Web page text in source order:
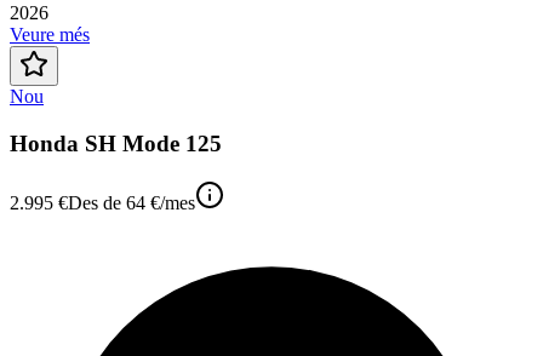
2026
Veure més
Nou
Honda SH Mode 125
2.995 €Des de 64 €/mes